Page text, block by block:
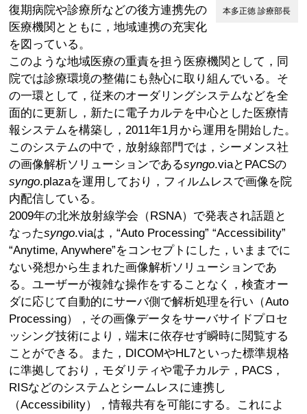
本多正徳 診療部長
復期病院や診療所などの後方連携先の
医療機関とともに，地域連携の充実化
を図っている。
このような地域医療の重責を担う医療機関として，同
院では診療環境の整備にも熱心に取り組んでいる。そ
の一環として，従来のオーダリングシステムなどを全
面的に更新し，新たに電子カルテを中心とした医療情
報システムを構築し，2011年1月から運用を開始した。
このシステムの中で，放射線部門では，シーメンス社
の画像解析ソリューションであるsyngo.viaとPACSの
syngo.plazaを運用しており，フィルムレスで画像を院
内配信している。
2009年の北米放射線学会（RSNA）で発表され話題と
なったsyngo.viaは，“Auto Processing” “Accessibility”
“Anytime, Anywhere”をコンセプトにした，いままでに
ない発想から生まれた画像解析ソリューションであ
る。ユーザーが複雑な操作をすることなく，検査オー
ダに応じて自動的にサーバ側で解析処理を行い（Auto
Processing），その画像データをサーバサイドプロセ
ッシング技術により，端末に依存せず瞬時に閲覧する
ことができる。また，DICOMやHL7といった標準規格
に準拠しており，モダリティや電子カルテ，PACS，
RISなどのシステムとシームレスに連携し
（Accessibility），情報共有を可能にする。これによ